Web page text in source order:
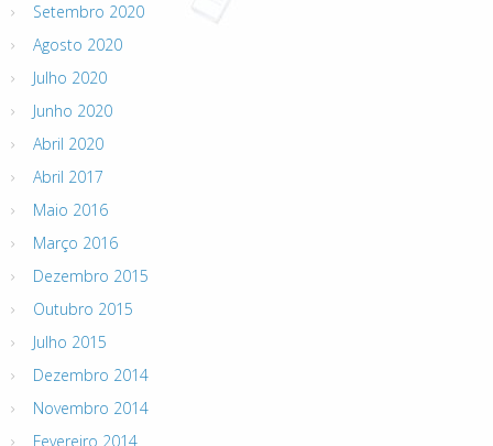
Setembro 2020
Agosto 2020
Julho 2020
Junho 2020
Abril 2020
Abril 2017
Maio 2016
Março 2016
Dezembro 2015
Outubro 2015
Julho 2015
Dezembro 2014
Novembro 2014
Fevereiro 2014